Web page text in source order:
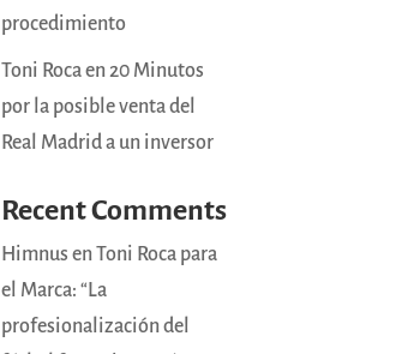
procedimiento
Toni Roca en 20 Minutos
por la posible venta del
Real Madrid a un inversor
Recent Comments
Himnus enToni Roca para
el Marca: “La
profesionalización del